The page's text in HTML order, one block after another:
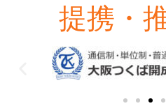
提携・